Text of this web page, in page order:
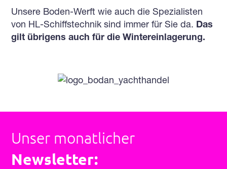
Unsere Boden-Werft wie auch die Spezialisten
von HL-Schiffstechnik sind immer für Sie da. Das
gilt übrigens auch für die Wintereinlagerung.
Unser monatlicher
Newsletter: